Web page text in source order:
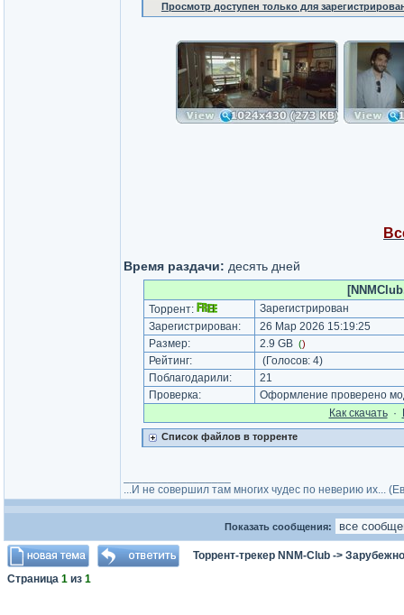
Просмотр доступен только для
Время раздачи: десять дней
Торрент:
Зарегистрирован
Зарегистрирован:
26 Мар 2026 15:19:25
Размер:
2.9 GB ()
Рейтинг: (Голосов: 4)
Поблагодарили:
21
Проверка:
Оформление проверено
Как cкачать·
Список файлов в торренте
...И не совершил там многих чудес по неверию их...
Показать сообщения:
Торрент-трекер NNM-Club ->
Страница 1 из 1